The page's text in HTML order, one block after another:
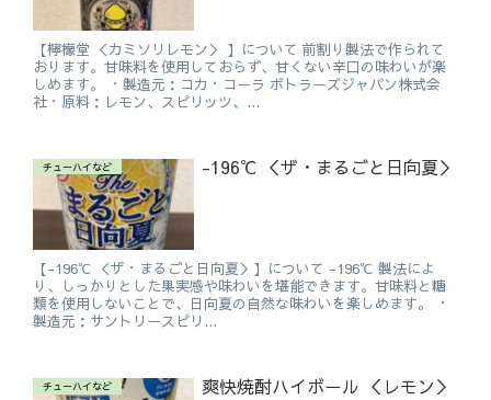
【檸檬堂 ＜カミソリレモン＞ 】について 前割り製法で作られて
おります。甘味料を使用しておらず、甘くない辛口の味わいが楽
しめます。 ・製造元：コカ・コーラ ボトラーズジャパン株式会
社・原料：レモン、スピリッツ、...
チューハイなど -196℃ ＜ザ・まるごと日向夏＞
【-196℃ ＜ザ・まるごと日向夏＞】について -196℃ 製法によ
り、しっかりとした果実感や味わいを堪能できます。甘味料と糖
類を使用しないことで、日向夏の自然な味わいを楽しめます。 ・
製造元：サントリースピリ...
チューハイなど 爽快焼酎ハイボール ＜レモン＞